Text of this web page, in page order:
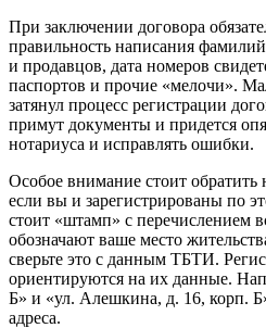
При заключении договора
правильность написания
и продавцов, дата номеров
паспортов и прочие «мелочи».
затянул процесс регистрации
примут документы и придется
нотариуса и исправлять ошибки.
Особое внимание стоит обратить
если вы и зарегистрированы по
стоит «штамп» с перечислением
обозначают ваше место
сверьте это с данным ТБТИ.
ориентируются на их данные.
Б» и «ул. Алешкина, д. 16, корп.
адреса.